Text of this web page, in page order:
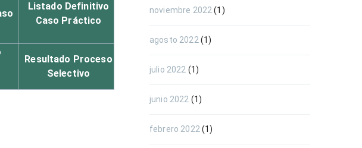
Listado Definitivo
Caso Práctico
Resultado Proceso
Selectivo
noviembre 2022 (1)
agosto 2022 (1)
julio 2022 (1)
junio 2022 (1)
febrero 2022 (1)